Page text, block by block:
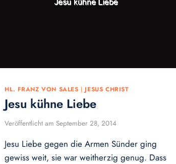
HL. FRANZ VON SALES | JESUS CHRIST
Jesu kühne Liebe
Veröffentlicht am September 28, 2014
Jesu Liebe gegen die Armen Sünder ging
gewiss weit, sie war weitherzig genug. Dass